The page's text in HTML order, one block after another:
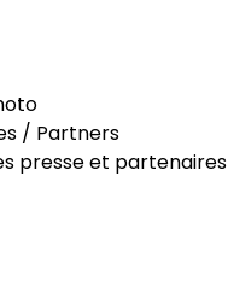
/ Partners
presse et partenaires